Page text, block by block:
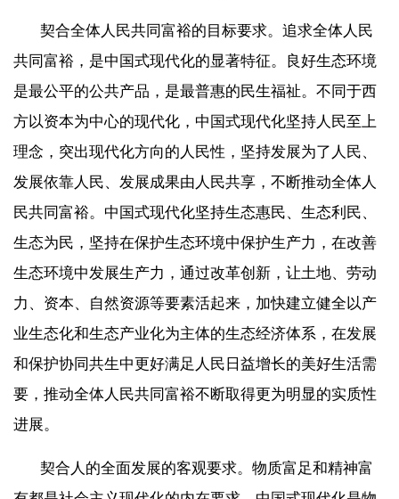
契合全体人民共同富裕的目标要求。追求全体人民
共同富裕，是中国式现代化的显著特征。良好生态环境
是最公平的公共产品，是最普惠的民生福祉。不同于西
方以资本为中心的现代化，中国式现代化坚持人民至上
理念，突出现代化方向的人民性，坚持发展为了人民、
发展依靠人民、发展成果由人民共享，不断推动全体人
民共同富裕。中国式现代化坚持生态惠民、生态利民、
生态为民，坚持在保护生态环境中保护生产力，在改善
生态环境中发展生产力，通过改革创新，让土地、劳动
力、资本、自然资源等要素活起来，加快建立健全以产
业生态化和生态产业化为主体的生态经济体系，在发展
和保护协同共生中更好满足人民日益增长的美好生活需
要，推动全体人民共同富裕不断取得更为明显的实质性
进展。
契合人的全面发展的客观要求。物质富足和精神富